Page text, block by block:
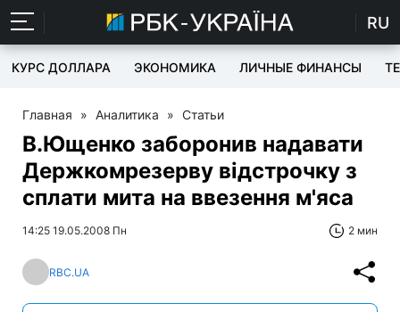
RU
КУРС ДОЛЛАРА ЭКОНОМИКА ЛИЧНЫЕ ФИНАНСЫ
Главная » Аналитика » Статьи
В.Ющенко заборонив надавати
Держкомрезерву відстрочку з
сплати мита на ввезення м'яса
14:25 19.05.2008 Пн 2 мин
RBC.UA